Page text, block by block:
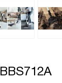
BBS712A